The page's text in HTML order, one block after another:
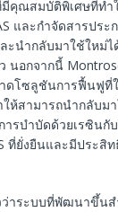
คุณสมบัติพิเศษที่ทำ
และกำจัดสารประ
ะนำกลับมาใช้ใหม่
นอกจากนี้
ดโซลูชันการฟื้นฟูที่
ห้สามารถนำกลับม
ารบำบัดด้วยเรซิน
ที่ยั่งยืนและมีประสิ
ว่าระบบที่พัฒนาขึ้น